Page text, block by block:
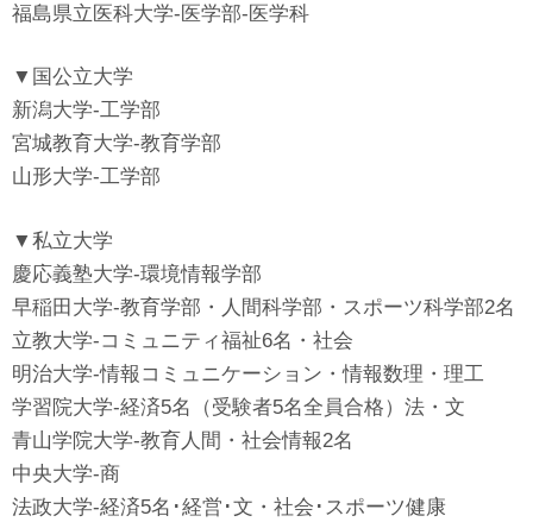
福島県立医科大学-医学部-医学科
▼国公立大学
新潟大学-工学部
宮城教育大学-教育学部
山形大学-工学部
▼私立大学
慶応義塾大学-環境情報学部
早稲田大学-教育学部・人間科学部・スポーツ科学部2名
立教大学-コミュニティ福祉6名・社会
明治大学-情報コミュニケーション・情報数理・理工
学習院大学-経済5名（受験者5名全員合格）法・文
青山学院大学-教育人間・社会情報2名
中央大学-商
法政大学-経済5名･経営･文・社会･スポーツ健康